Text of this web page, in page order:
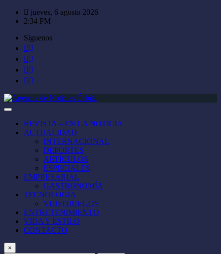
Saltar
jueves, 6 agosto 2026
2:34 PM
Síguenos
REVISTA – EN LA NOTICIA
ACTUALIDAD
INTERNACIONAL
DEPORTES
ARTÍCULOS
ESPECIALES
EMPRESARIAL
GASTRONOMÍA
TECNOLOGÍA
VIDEOJUEGOS
ENTRETENIMIENTO
VIDA Y ESTILO
CONTACTO
×